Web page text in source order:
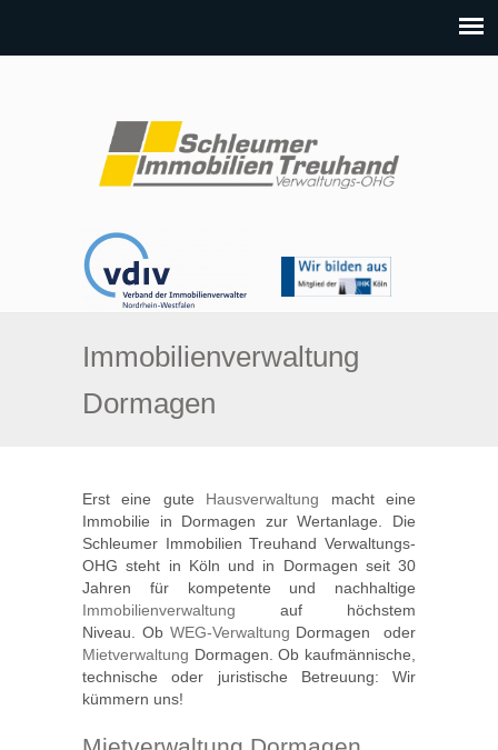
Immobilienverwaltung
Dormagen
Erst eine gute Hausverwaltung macht eine
Immobilie in Dormagen zur Wertanlage. Die
Schleumer Immobilien Treuhand Verwaltungs-
OHG steht in Köln und in Dormagen seit 30
Jahren für kompetente und nachhaltige
Immobilienverwaltung auf höchstem
Niveau. Ob WEG-Verwaltung Dormagen oder
Mietverwaltung Dormagen. Ob kaufmännische,
technische oder juristische Betreuung: Wir
kümmern uns!